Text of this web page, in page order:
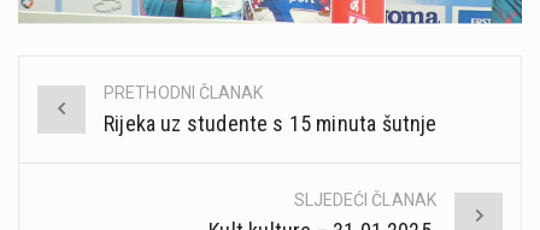
Post
navigation
PRETHODNI ČLANAK
Rijeka uz studente s 15 minuta šutnje
SLJEDEĆI ČLANAK